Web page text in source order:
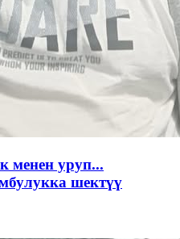
менен уруп...
шектүү